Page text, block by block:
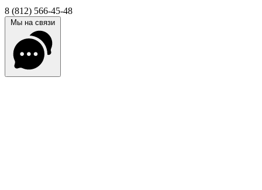
8 (812) 566-45-48
Мы на связи